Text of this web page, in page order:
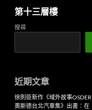
第十三層樓
搜尋
近期文章
徐則臣新作《域外故事OSDER
奧斯德台北汽車集》出書：在